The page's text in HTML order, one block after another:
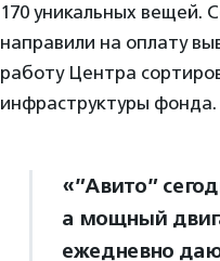
170 уникальных вещей.
направили на оплату
работу Центра
инфраструктуры фонда.
«”Авито”
а мощный
ежедневно